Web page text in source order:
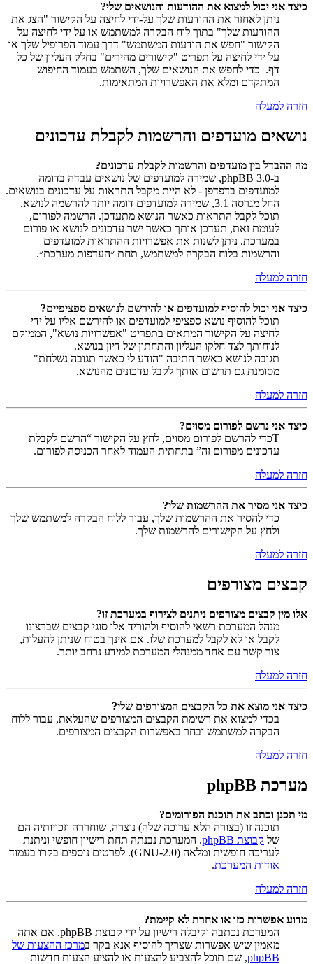
כיצד אני יכול למצוא את ההודעות והנושאים שלי?
ניתן לאחזר את ההודעות שלך על-ידי לחיצה על הקישור "הצג את
ההודעות שלך" בתוך לוח הבקרה למשתמש או על ידי לחיצה על
הקישור "חפש את הודעות המשתמש" דרך עמוד הפרופיל שלך או
על ידי לחיצה על תפריט "קישורים מהירים" בחלק העליון של כל
דף. כדי לחפש את הנושאים שלך, השתמש בעמוד החיפוש
המתקדם ומלא את האפשרויות המתאימות.
חזרה למעלה
נושאים מועדפים והרשמות לקבלת עדכונים
מה ההבדל בין מועדפים והרשמות לקבלת עדכונים?
ב-phpBB 3.0, שמירה למועדפים של נושאים עבדה בדומה
למועדפים בדפדפן - לא היית מקבל התראות על עדכונים בנושאים.
החל מגרסה 3.1, שמירה למועדפים דומה יותר להרשמה לנושא.
תוכל לקבל התראות כאשר הנושא מתעדכן. הרשמה לפורום,
לעומת זאת, תעדכן אותך כאשר ישר עדכונים לנושא או פורום
במערכת. ניתן לשנות את אפשרויות ההתראות למועדפים
והרשמות בלוח הבקרה למשתמש, תחת ״העדפות מערכת״.
חזרה למעלה
כיצד אני יכול להוסיף למועדפים או להירשם לנושאים ספציפיים?
תוכל להוסיף נושא ספציפי למועדפים או להירשם אליו על ידי
לחיצה על הקישור המתאים בתפריט "אפשרויות נושא", הממוקם
לנוחותך לצד חלקו העליון והתחתון של דיון בנושא.
תגובה לנושא כאשר התיבה "הודע לי כאשר תגובה נשלחת"
מסומנת גם תרשום אותך לקבל עדכונים מהנושא.
חזרה למעלה
כיצד אני נרשם לפורום מסוים?
Tכדי להרשם לפורום מסוים, לחץ על הקישור “הרשם לקבלת
עדכונים מפורום זה” בתחתית העמוד לאחר הכניסה לפורום.
חזרה למעלה
כיצד אני מסיר את ההרשמות שלי?
כדי להסיר את ההרשמות שלך, עבור ללוח הבקרה למשתמש שלך
ולחץ על הקישורים להרשמות שלך.
חזרה למעלה
קבצים מצורפים
אלו מין קבצים מצורפים ניתנים לצירוף במערכת זו?
מנהל המערכת רשאי להוסיף ולהוריד אלו סוגי קבצים שברצונו
לקבל או לא לקבל למערכת שלו. אם אינך בטוח שניתן להעלות,
צור קשר עם אחד ממנהלי המערכת למידע נרחב יותר.
חזרה למעלה
כיצד אני מוצא את כל הקבצים המצורפים שלי?
בכדי למצוא את רשימת הקבצים המצורפים שהעלאת, עבור ללוח
הבקרה למשתמש ובחר באפשרות הקבצים המצורפים.
חזרה למעלה
מערכת phpBB
מי תכנן וכתב את תוכנת הפורומים?
תוכנה זו (בצורה הלא ערוכה שלה) נוצרה, שוחררה וזכויותיה הם
של קבוצת phpBB
. המערכת נבנתה תחת רישיון חופשי וניתנת
לעריכה חופשית ומלאה (GNU-2.0). לפרטים נוספים בקרו בעמוד
אודות המערכת.
חזרה למעלה
מדוע אפשרות כזו או אחרת לא קיימת?
המערכת נכתבה וקיבלה רישיון על ידי קבוצת phpBB. אם אתה
מאמין שיש אפשרות שצריך להוסיף אנא בקר במרכז ההצעות של
phpBB, שם תוכל להצביע להצעות או להציע הצעות חדשות